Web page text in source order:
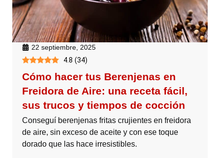
22 septiembre, 2025
4.8 (34)
Cómo hacer tus Berenjenas en
Freidora de Aire: una receta fácil,
sus trucos y tiempos de cocción
Conseguí berenjenas fritas crujientes en freidora
de aire, sin exceso de aceite y con ese toque
dorado que las hace irresistibles.